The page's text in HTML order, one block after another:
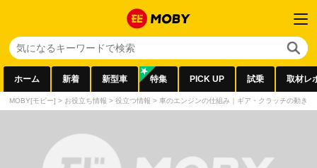
ホーム 新着 新型車 特集 PICK UP 試乗 取材レ
MOBY[モビー] > お役立ち情報 > 役立つ情報 > 車のエンジンの仕組み｜ギア・クラッチの動き